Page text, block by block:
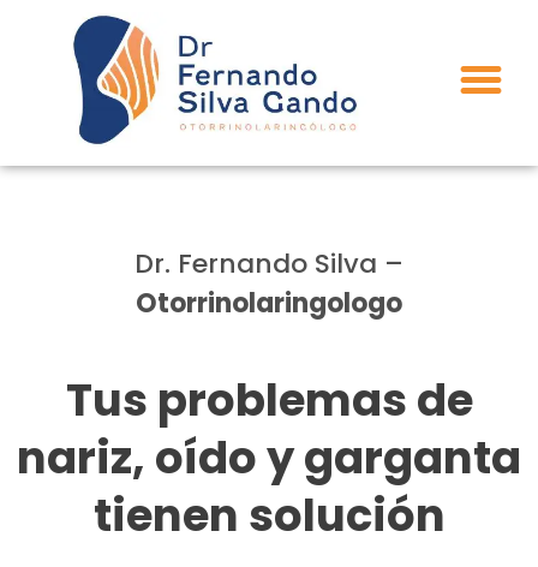
Dr. Fernando Silva –
Otorrinolaringologo
Tus problemas de
nariz, oído y garganta
tienen solución